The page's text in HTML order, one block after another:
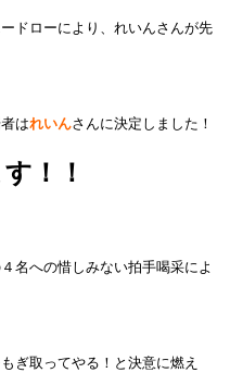
ドローにより、れいんさんが先
はれいんさんに決定しました！
！！
名への惜しみない拍手喝采によ
ぎ取ってやる！と決意に燃え